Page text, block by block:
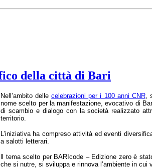
della città di Bari
Nell’ambito dellecelebrazioni per i 100 anni CNR,
nome scelto per la manifestazione, evocativo di
di scambio e dialogo con la società realizzato
territorio.
L’iniziativa ha compreso attività ed eventi
a salotti letterari.
ll tema scelto per BARIcode – Edizione zero è
che si nutre, si sviluppa e rinnova l’ambiente in cui